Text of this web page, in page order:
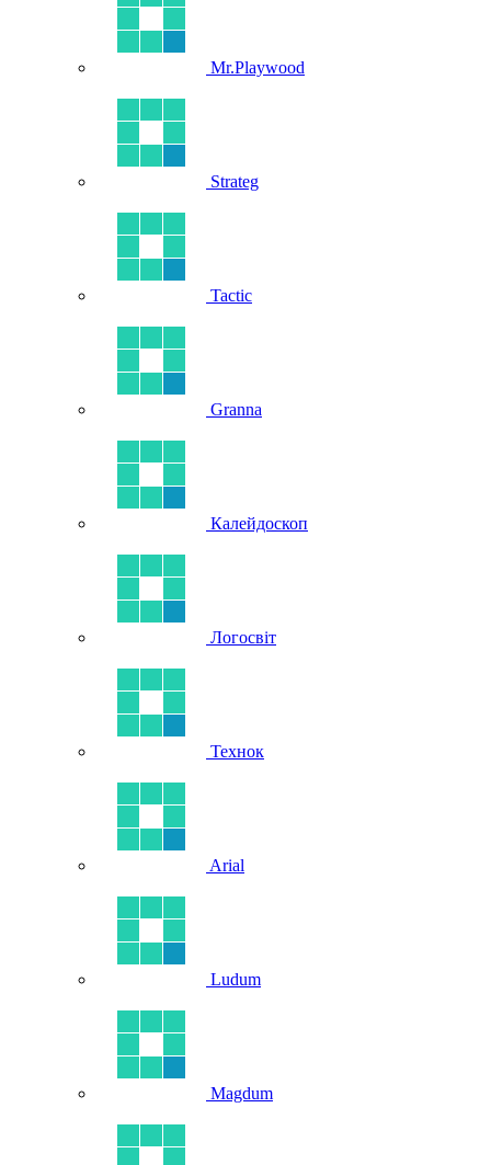
Mr.Playwood
Strateg
Tactic
Granna
Калейдоскоп
Логосвіт
Технок
Arial
Ludum
Magdum